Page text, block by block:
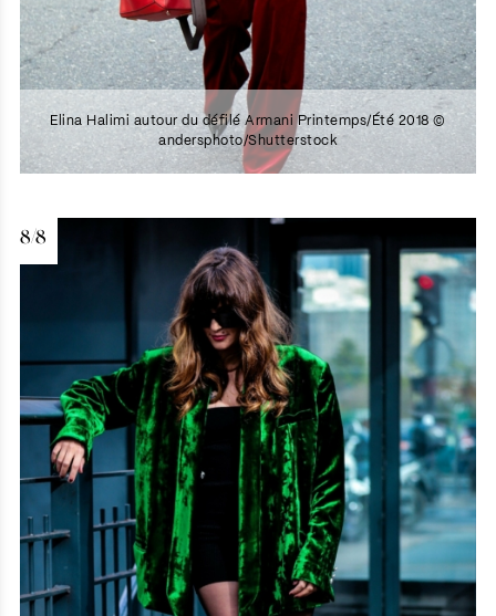
Elina Halimi autour du défilé Armani Printemps/Été 2018 ©
andersphoto/Shutterstock
8/8